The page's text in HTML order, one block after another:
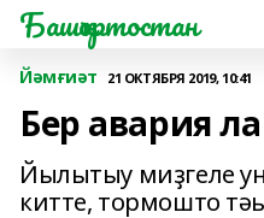
Башҡортостан
Йәмғиәт 21 ОКТЯБРЯ 2019, 10:41
Бер авария
Йылытыу миҙгеле
китте, тормошто